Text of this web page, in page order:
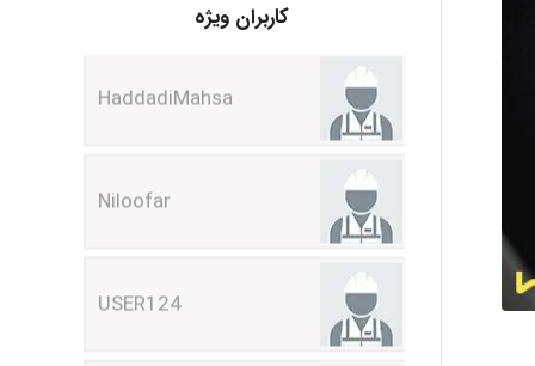
کاربران ویژه
Niloofar
USER124
malekf